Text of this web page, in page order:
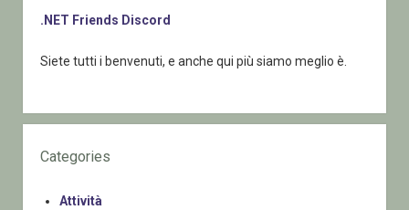
.NET Friends Discord
Siete tutti i benvenuti, e anche qui più siamo meglio è.
Categories
Attività